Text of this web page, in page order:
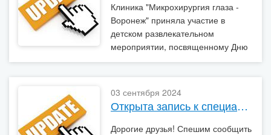
Клиника "Микрохирургия глаза -
Воронеж" приняла участие в
детском развлекательном
мероприятии, посвященному Дню
знаний.
03 сентября 2024
Открыта запись к специалистам 12, 19, 26 октября 2024 г.
Дорогие друзья! Спешим сообщить